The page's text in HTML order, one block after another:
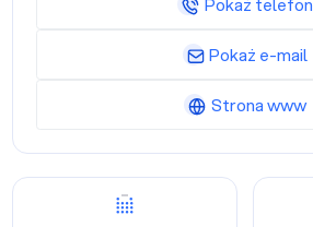
Konferencja
Pokaż e-mail
Strona www